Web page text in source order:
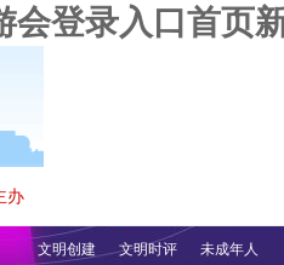
会登录入口首页
办
文明创建 文明时评
未成年人